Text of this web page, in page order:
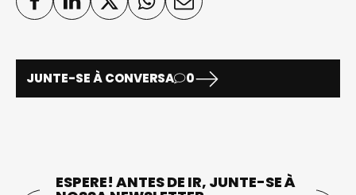
JUNTE-SE À CONVERSA 0
ESPERE! ANTES DE IR, JUNTE-SE À